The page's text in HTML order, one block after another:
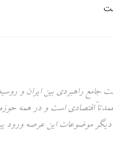
جامع راهبردی بین ایران و
اقتصادی است و در همه
موضوعات این عرصه ورود